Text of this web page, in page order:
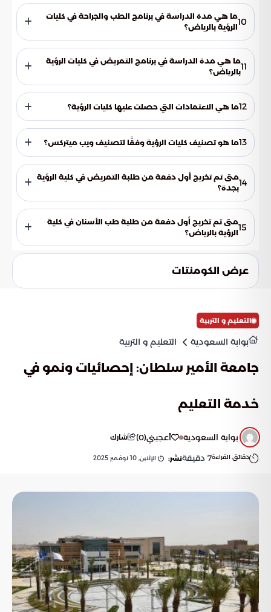
العالمي للتعليم الطبي (WFME) مع الاعتماد على المعايير الوطنية.
10ما هي مدة الدراسة في برنامج الطب والجراحة في كليات
الرؤية بالرياض؟
مدة الدراسة في برنامج الطب والجراحة في كليات الرؤية بالرياض هي
6 سنوات بالإضافة إلى سنة امتياز.
11ما هي مدة الدراسة في برنامج التمريض في كليات الرؤية
بالرياض؟
مدة الدراسة في برنامج التمريض في كليات الرؤية بالرياض هي 4
سنوات بالإضافة إلى سنة امتياز.12ما هي الاعتمادات التي حصلت عليها كليات الرؤية؟
حصلت كليات الرؤية على اعتماد جهات وطنية مثل معهد الملك
عبدالله للأبحاث والدراسات الاستشارية، وجهات أجنبية مثل
مجموعة (CenMEDIC).
13ما هو تصنيف كليات الرؤية وفقًا لتصنيف ويب ميتركس؟
حققت كليات الرؤية المرتبة العاشرة بين الجامعات العربية وفقًا
لتصنيف ويب ميتركس.
14متى تم تخريج أول دفعة من طلبة التمريض في كلية الرؤية
بجدة؟
تم تخريج أول دفعة من طلبة التمريض في كلية الرؤية بجدة في
الفصل الدراسي الأول من العام الدراسي 2013-2014م.
15متى تم تخريج أول دفعة من طلبة طب الأسنان في كلية
الرؤية بالرياض؟
تم تخريج أول دفعة من طلبة طب الأسنان في كلية الرؤية بالرياض
عرض الكومنتات
التعليم و التربية
بوابة السعودية التعليم و التربية
جامعة الأمير سلطان: إحصائيات ونمو في
خدمة التعليم
بوابة السعودية أعجبني(
0
) شارك
دقائق القراءة7 دقيقةنشر: الإثنين, 10 نوفمبر 2025